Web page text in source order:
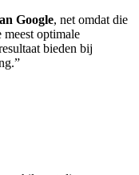
Google, net omdat die
meest optimale
bieden bij